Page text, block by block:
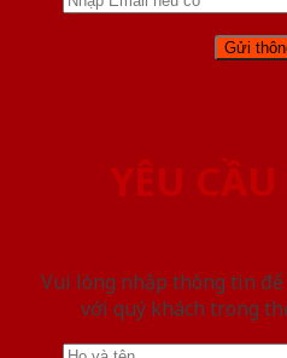
YÊU
Vui lòng nhập thông tin
với quý khách trong